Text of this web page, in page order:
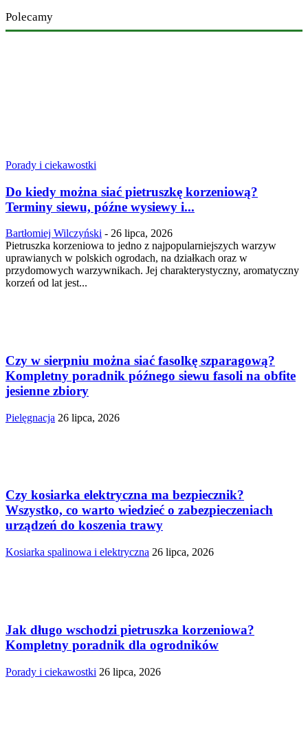
Polecamy
Porady i ciekawostki
Do kiedy można siać pietruszkę korzeniową?
Terminy siewu, późne wysiewy i...
Bartłomiej Wilczyński - 26 lipca, 2026
Pietruszka korzeniowa to jedno z najpopularniejszych warzyw
uprawianych w polskich ogrodach, na działkach oraz w
przydomowych warzywnikach. Jej charakterystyczny, aromatyczny
korzeń od lat jest...
Czy w sierpniu można siać fasolkę szparagową?
Kompletny poradnik późnego siewu fasoli na obfite
jesienne zbiory
Pielęgnacja 26 lipca, 2026
Czy kosiarka elektryczna ma bezpiecznik?
Wszystko, co warto wiedzieć o zabezpieczeniach
urządzeń do koszenia trawy
Kosiarka spalinowa i elektryczna 26 lipca, 2026
Jak długo wschodzi pietruszka korzeniowa?
Kompletny poradnik dla ogrodników
Porady i ciekawostki 26 lipca, 2026